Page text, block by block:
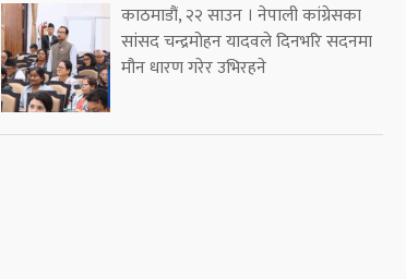
काठमाडौं, २२ साउन । नेपाली कांग्रेसका
सांसद चन्द्रमोहन यादवले दिनभरि सदनमा
मौन धारण गरेर उभिरहने